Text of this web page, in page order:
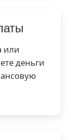
или
деньги